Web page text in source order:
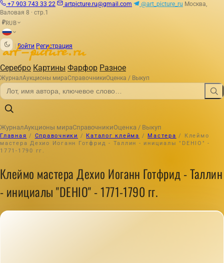
+7 903 743 33 22 artpicture.ru@gmail.com @art_picture_ru Москва,
Валовая 8 · стр.1
₽RUB
Войти Регистрация
Серебро Картины Фарфор Разное
ЖурналАукционы мираСправочникиОценка / Выкуп
ЖурналАукционы мираСправочникиОценка / Выкуп
Главная / Справочники / Каталог клейма / Мастера /
Клеймо
мастера Дехио Иоганн Готфрид - Таллин - инициалы "DEHIO" -
1771-1790 гг.
Клеймо мастера Дехио Иоганн Готфрид - Таллин
- инициалы "DEHIO" - 1771-1790 гг.